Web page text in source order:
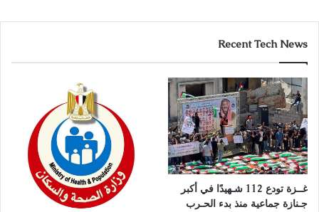
Recent Tech News
غــزة تودع 112 شـهيدًا في أكبر
جـنازة جماعية منذ بدء الحـرب